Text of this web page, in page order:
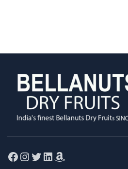
Facebook
Instagram
Twitter
LinkedIn
Amazon